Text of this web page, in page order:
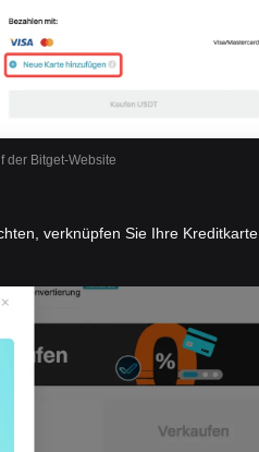
der Bitget-Website
verknüpfen Sie Ihre